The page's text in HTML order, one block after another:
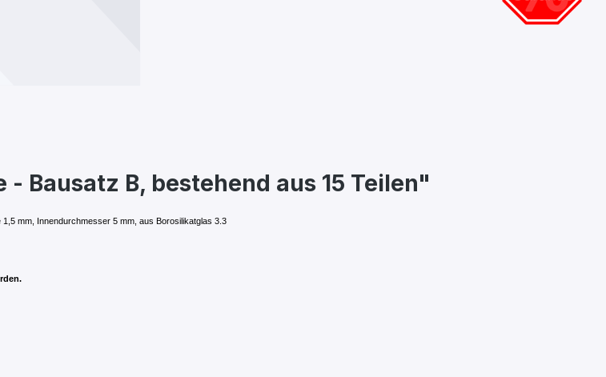
Bausatz B, bestehend aus 15 Teilen"
mm, Innendurchmesser 5 mm, aus Borosilikatglas 3.3